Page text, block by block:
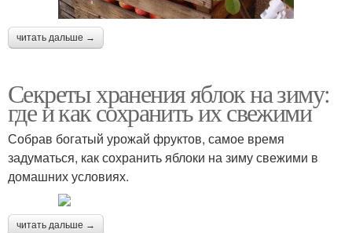
читать дальше →
Секреты хранения яблок на зиму:
где и как сохранить их свежими
Собрав богатый урожай фруктов, самое время
задуматься, как сохранить яблоки на зиму свежими в
домашних условиях.
читать дальше →